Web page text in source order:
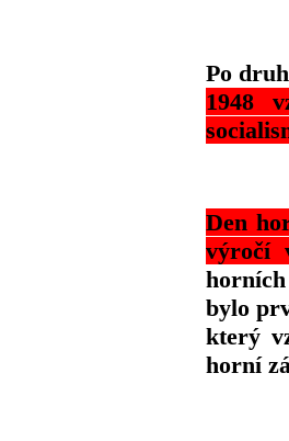
Po
1948
Den
výročí
bylo
který
horní